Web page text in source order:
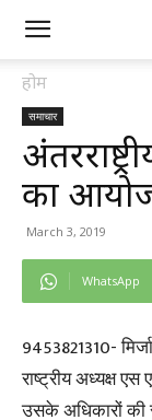
होम
समाचार
का
March 3, 2019
WhatsApp
9453821310-
राष्ट्रीय अध्यक्ष
उसके अधिकारों की